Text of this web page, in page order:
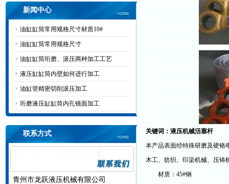
新闻中心
油缸缸筒常用规格尺寸材质10#
油缸缸筒常用规格尺寸
油缸缸筒珩磨、滚压两种加工工艺
液压缸缸筒内壁如何进行加工
油缸管精密切削滚压加工
珩磨液压缸缸筒内孔镜面加工
联系方式
青州市龙跃液压机械有限公司
关键词：液压机械活塞杆
本产品表面经特殊研磨及硬铬
木工、纺织、印染机械、压铸
材质：45#钢